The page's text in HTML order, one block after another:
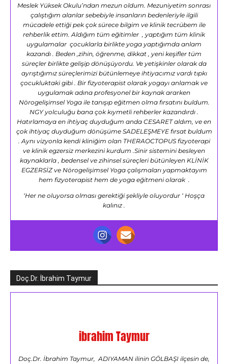
Meslek Yüksek Okulu’ndan mezun oldum. Mezuniyetim sonrası
çalıştığım alanlar sebebiyle insanların bedenleriyle ilgili
mücadele ettiği pek çok sürece bilgim ve klinik tecrübem ile
rehberlik ettim. Aldığım tüm eğitimler , yaptığım tüm klinik
uygulamalar çocuklarla birlikte yoga yaptığımda anlam
kazandı . Beden ,zihin, öğrenme, dikkat , yeni keşifler tüm
süreçler birlikte gelişip dönüşüyordu. Ve yetişkinler olarak da
ayrıştığımız süreçlerimizi bütünlemeye ihtiyacımız vardı tıpkı
çocukluktaki gibi . Bir fizyoterapist olarak yogayı anlamak ve
uygulamak adına profesyonel bir kaynak ararken
Nörogelişimsel Yoga ile tanışıp eğitmen olma fırsatını buldum.
NGY yolculuğu bana çok kıymetli rehberler kazandırdı .
Hatırlamaya en ihtiyaç duyduğum anda CESARET aldım, ve en
çok ihtiyaç duyduğum dönüşüme SADELEŞMEYE fırsat buldum
. Aynı vizyonla kendi kliniğim olan THERAOCTOPUS fizyoterapi
ve klinik egzersiz merkezini kurdum .Sinir sistemini besleyen
kaynaklarla , bedensel ve zihinsel süreçleri bütünleyen KLİNİK
EGZERSİZ ve Nörogelişimsel Yoga çalışmaları yapmaktayım
hem fizyoterapist hem de yoga eğitmeni olarak .
‘Her ne oluyorsa olması gerektiği şekliyle oluyordur ‘ Hoşça
kalınız .
Doç.Dr. İbrahim Taymur
ibrahim Taymur
Doç.Dr. İbrahim Taymur, ADIYAMAN ilinin GÖLBAŞI ilçesin de,